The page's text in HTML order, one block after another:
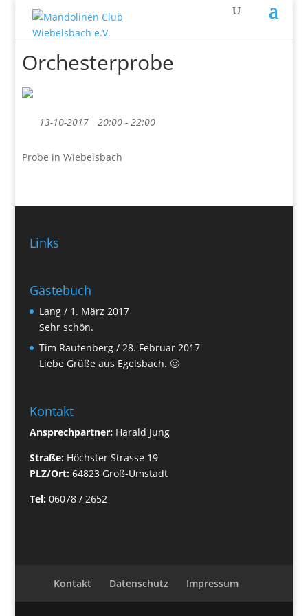
Orchesterprobe
13-10-2017 20:00 - 22:00
Probe in Wiebelsbach
Links
Gästebuch
Lang/ 1. März 2017
Sehr schön.
Tim Rautenberg/ 28. Februar 2017
Liebe Grüße aus Egelsbach. 🙂
Kontakt
Ansprechpartner:Harald Jung
Straße:Höchster Strasse 19
PLZ/Ort:64823 Groß-Umstadt
Tel:06078 / 2652
Kontakt Datenschutz Impressum